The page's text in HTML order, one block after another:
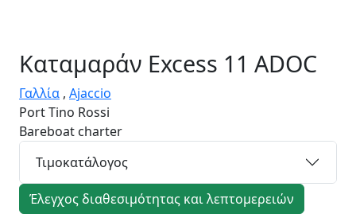
Καταμαράν Excess 11 ADOC
Γαλλία , Ajaccio
Port Tino Rossi
Bareboat charter
Τιμοκατάλογος
Έλεγχος διαθεσιμότητας και λεπτομερειών